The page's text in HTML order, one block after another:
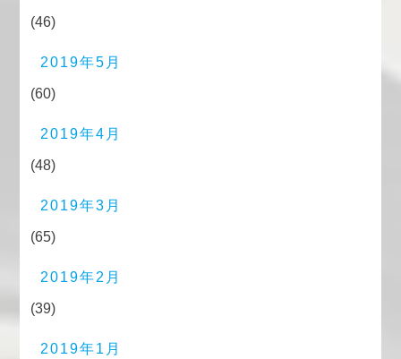
(46)
2019年5月
(60)
2019年4月
(48)
2019年3月
(65)
2019年2月
(39)
2019年1月